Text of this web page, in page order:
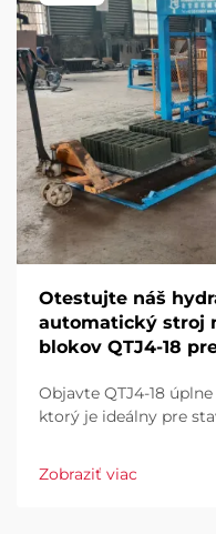
Otestujte náš
automatický stroj
blokov QTJ4-18
Objavte QTJ4-18
ktorý je ideálny pre
výkon, nízky odpad,
Zobraziť viac